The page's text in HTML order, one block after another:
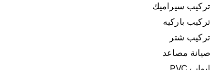
تركيب سيراميك
تركيب باركيه
تركيب شتر
صيانة مصاعد